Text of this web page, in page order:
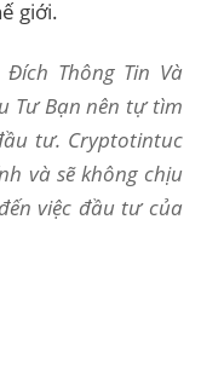
giới.
Thông Tin Và
Tư Bạn nên tự tìm
tư. Cryptotintuc
và sẽ không chịu
việc đầu tư của